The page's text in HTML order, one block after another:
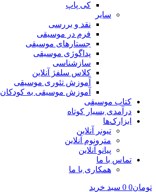
کی پاپ
سایر
نقد‌ و بررسی
فرم در موسیقی
جستارهای موسیقی
پداگوژی موسیقی
سازشناسی
کلاس سلفژ آنلاین
آموزش تئوری موسیقی
آموزش موسیقی به کودکان
کتاب موسیقی
درآمدی بسیار کوتاه
ابزارک‌ها
تیونر آنلاین
مترونوم آنلاین
پیانو آنلاین
تماس با ما
همکاری با ما
تومان0
0 سبد خرید